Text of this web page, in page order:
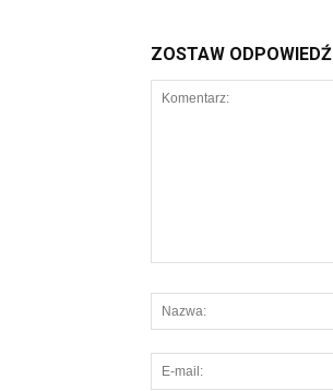
ZOSTAW ODPOWIEDŹ